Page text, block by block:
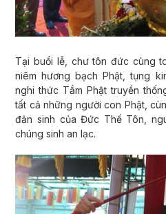
Tại buổi lễ, chư tôn đức cùng
niêm hương bạch Phật, tụng
nghi thức Tắm Phật truyền
tất cả những người con Phật,
đản sinh của Đức Thế Tôn,
chúng sinh an lạc.